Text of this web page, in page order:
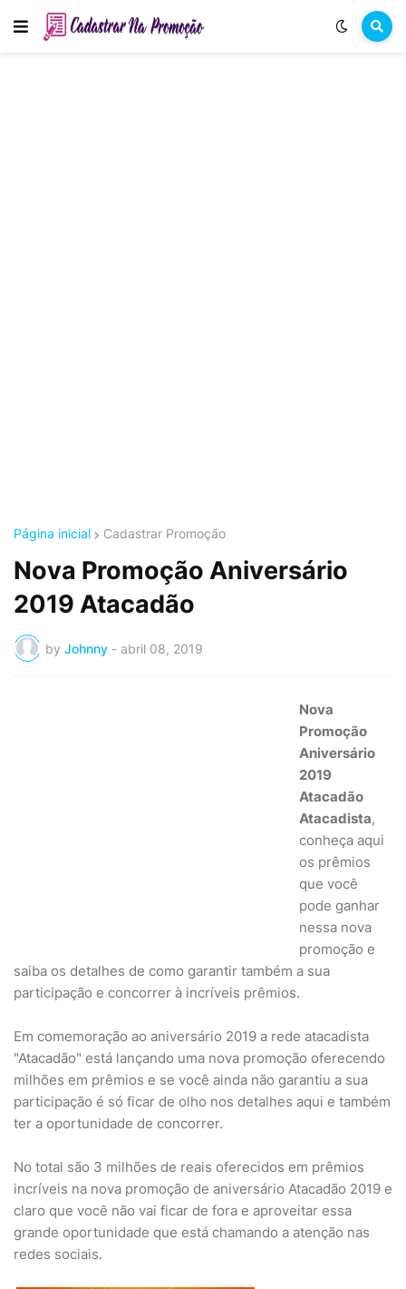
Página inicial Cadastrar Promoção
Nova Promoção Aniversário
2019 Atacadão
by Johnny - abril 08, 2019
Nova
Promoção
Aniversário
2019
Atacadão
Atacadista,
conheça aqui
os prêmios
que você
pode ganhar
nessa nova
promoção e
saiba os detalhes de como garantir também a sua
participação e concorrer à incríveis prêmios.
Em comemoração ao aniversário 2019 a rede atacadista
"Atacadão" está lançando uma nova promoção oferecendo
milhões em prêmios e se você ainda não garantiu a sua
participação é só ficar de olho nos detalhes aqui e também
ter a oportunidade de concorrer.
No total são 3 milhões de reais oferecidos em prêmios
incríveis na nova promoção de aniversário Atacadão 2019 e
claro que você não vai ficar de fora e aproveitar essa
grande oportunidade que está chamando a atenção nas
redes sociais.